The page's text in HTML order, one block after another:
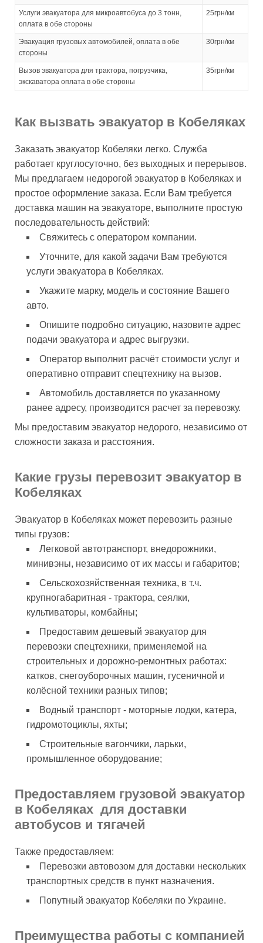
Услуги эвакуатора для микроавтобуса до 3 тонн,
оплата в обе стороны
25грн/км
Эвакуация грузовых автомобилей, оплата в обе
стороны
30грн/км
Вызов эвакуатора для трактора, погрузчика,
экскаватора оплата в обе стороны
35грн/км
Как вызвать эвакуатор в Кобеляках
Заказать эвакуатор Кобеляки легко. Служба
работает круглосуточно, без выходных и перерывов.
Мы предлагаем недорогой эвакуатор в Кобеляках и
простое оформление заказа. Если Вам требуется
доставка машин на эвакуаторе, выполните простую
последовательность действий:
Свяжитесь с оператором компании.
Уточните, для какой задачи Вам требуются
услуги эвакуатора в Кобеляках.
Укажите марку, модель и состояние Вашего
авто.
Опишите подробно ситуацию, назовите адрес
подачи эвакуатора и адрес выгрузки.
Оператор выполнит расчёт стоимости услуг и
оперативно отправит спецтехнику на вызов.
Автомобиль доставляется по указанному
ранее адресу, производится расчет за перевозку.
Мы предоставим эвакуатор недорого, независимо от
сложности заказа и расстояния.
Какие грузы перевозит эвакуатор в
Кобеляках
Эвакуатор в Кобеляках может перевозить разные
типы грузов:
Легковой автотранспорт, внедорожники,
минивэны, независимо от их массы и габаритов;
Сельскохозяйственная техника, в т.ч.
крупногабаритная - трактора, сеялки,
культиваторы, комбайны;
Предоставим дешевый эвакуатор для
перевозки спецтехники, применяемой на
строительных и дорожно-ремонтных работах:
катков, снегоуборочных машин, гусеничной и
колёсной техники разных типов;
Водный транспорт - моторные лодки, катера,
гидромотоциклы, яхты;
Строительные вагончики, ларьки,
промышленное оборудование;
Предоставляем грузовой эвакуатор
в Кобеляках для доставки
автобусов и тягачей
Также предоставляем:
Перевозки автовозом для доставки нескольких
транспортных средств в пункт назначения.
Попутный эвакуатор Кобеляки по Украине.
Преимущества работы с компанией